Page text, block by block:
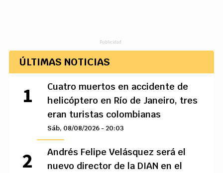
Publicidad
ÚLTIMAS NOTICIAS
Cuatro muertos en accidente de
helicóptero en Río de Janeiro, tres
eran turistas colombianas
Sáb, 08/08/2026 - 20:03
Andrés Felipe Velásquez será el
nuevo director de la DIAN en el